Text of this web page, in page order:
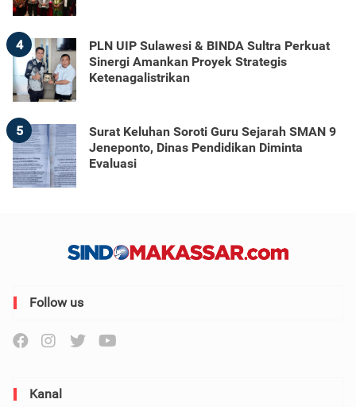
4
PLN UIP Sulawesi & BINDA Sultra Perkuat
Sinergi Amankan Proyek Strategis
Ketenagalistrikan
5
Surat Keluhan Soroti Guru Sejarah SMAN 9
Jeneponto, Dinas Pendidikan Diminta
Evaluasi
Follow us
Kanal